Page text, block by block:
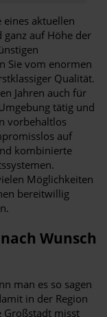
eines aktuellen
ganz auf Höhe der
Sie vom enormen
Qualität.
Jahren auch für
tätig und
vorbehaltlos
auf
kombinierte
Möglichkeiten
bereitwillig
Wunsch
man es so sagen
in der Region
Großstadt misst